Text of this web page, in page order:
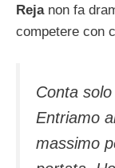
Rejanon fa
competere con
Conta
Entriamo
massimo